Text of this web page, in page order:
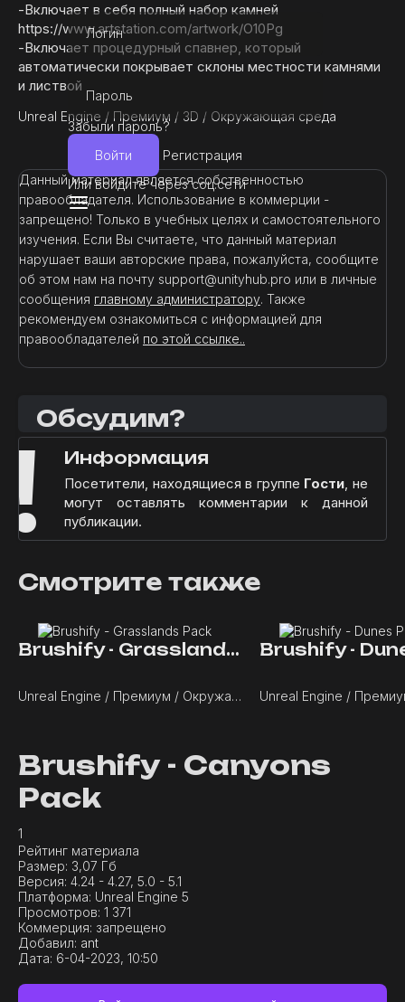
Логин
Пароль
Забыли пароль?
Войти
Регистрация
Или войдите через соц.сети
-Включает в себя полный набор камней
https://www.artstation.com/artwork/O10Pg
-Включает процедурный спавнер, который
автоматически покрывает склоны местности камнями
и листвой
Unreal Engine / Премиум / 3D / Окружающая среда
Данный материал является собственностью
правообладателя. Использование в коммерции -
запрещено! Только в учебных целях и самостоятельного
изучения. Если Вы считаете, что данный материал
нарушает ваши авторские права, пожалуйста, сообщите
об этом нам на почту support@unityhub.pro или в личные
сообщения главному администратору. Также
рекомендуем ознакомиться с информацией для
правообладателей по этой ссылке..
Обсудим?
! Информация
Посетители, находящиеся в группе Гости, не
могут оставлять комментарии к данной
публикации.
Смотрите также
Brushify - Grasslands Pack
Unreal Engine / Премиум / Окружающая среда / Растительность
Brushify -
Brushify - Canyons
Pack
1
Рейтинг материала
Размер: 3,07 Гб
Версия: 4.24 - 4.27, 5.0 - 5.1
Платформа: Unreal Engine 5
Просмотров: 1 371
Коммерция: запрещено
Добавил: ant
Дата: 6-04-2023, 10:50